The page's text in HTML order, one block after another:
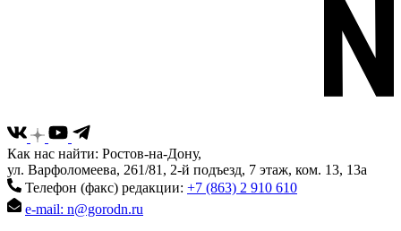
Как нас найти: Ростов-на-Дону,
ул. Варфоломеева, 261/81, 2-й подъезд, 7 этаж, ком. 13, 13а
Телефон (факс) редакции: +7 (863) 2 910 610
e-mail: n@gorodn.ru